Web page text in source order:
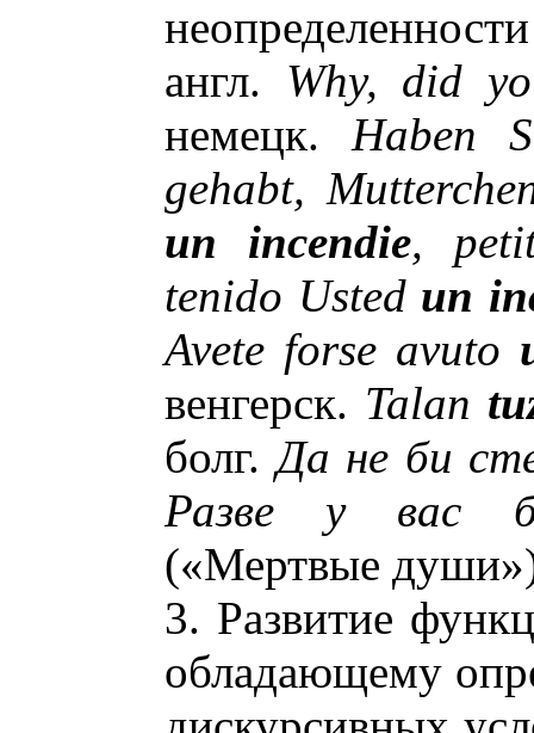
англ. Why, did
немецк. Haben
gehabt,
un incendie,
tenido Usted un
Avete forse avuto
венгерск. Talan
болг.Да не би
Разве у вас
(«Мертвые
3. Развитие
обладающему